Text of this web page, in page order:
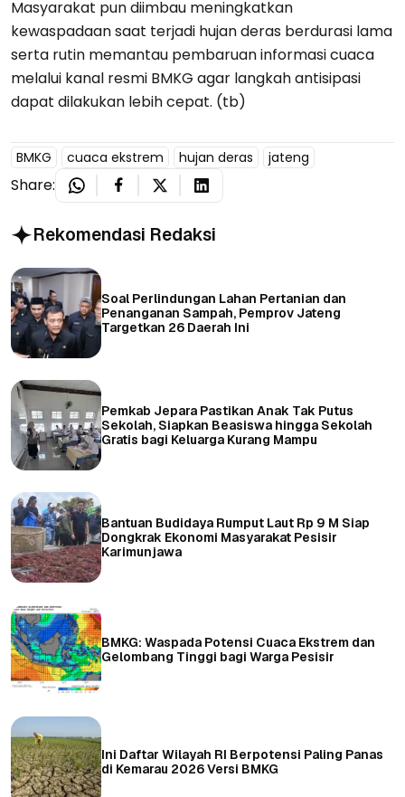
Masyarakat pun diimbau meningkatkan
kewaspadaan saat terjadi hujan deras berdurasi lama
serta rutin memantau pembaruan informasi cuaca
melalui kanal resmi BMKG agar langkah antisipasi
dapat dilakukan lebih cepat. (tb)
BMKG cuaca ekstrem hujan deras jateng
Share:
Rekomendasi Redaksi
Soal Perlindungan Lahan Pertanian dan
Penanganan Sampah, Pemprov Jateng
Targetkan 26 Daerah Ini
Pemkab Jepara Pastikan Anak Tak Putus
Sekolah, Siapkan Beasiswa hingga Sekolah
Gratis bagi Keluarga Kurang Mampu
Bantuan Budidaya Rumput Laut Rp 9 M Siap
Dongkrak Ekonomi Masyarakat Pesisir
Karimunjawa
BMKG: Waspada Potensi Cuaca Ekstrem dan
Gelombang Tinggi bagi Warga Pesisir
Ini Daftar Wilayah RI Berpotensi Paling Panas
di Kemarau 2026 Versi BMKG